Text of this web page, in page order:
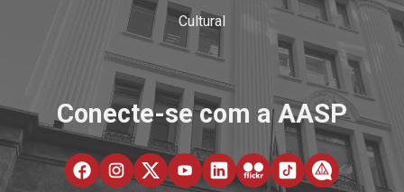
Cultural
Conecte-se com a AASP